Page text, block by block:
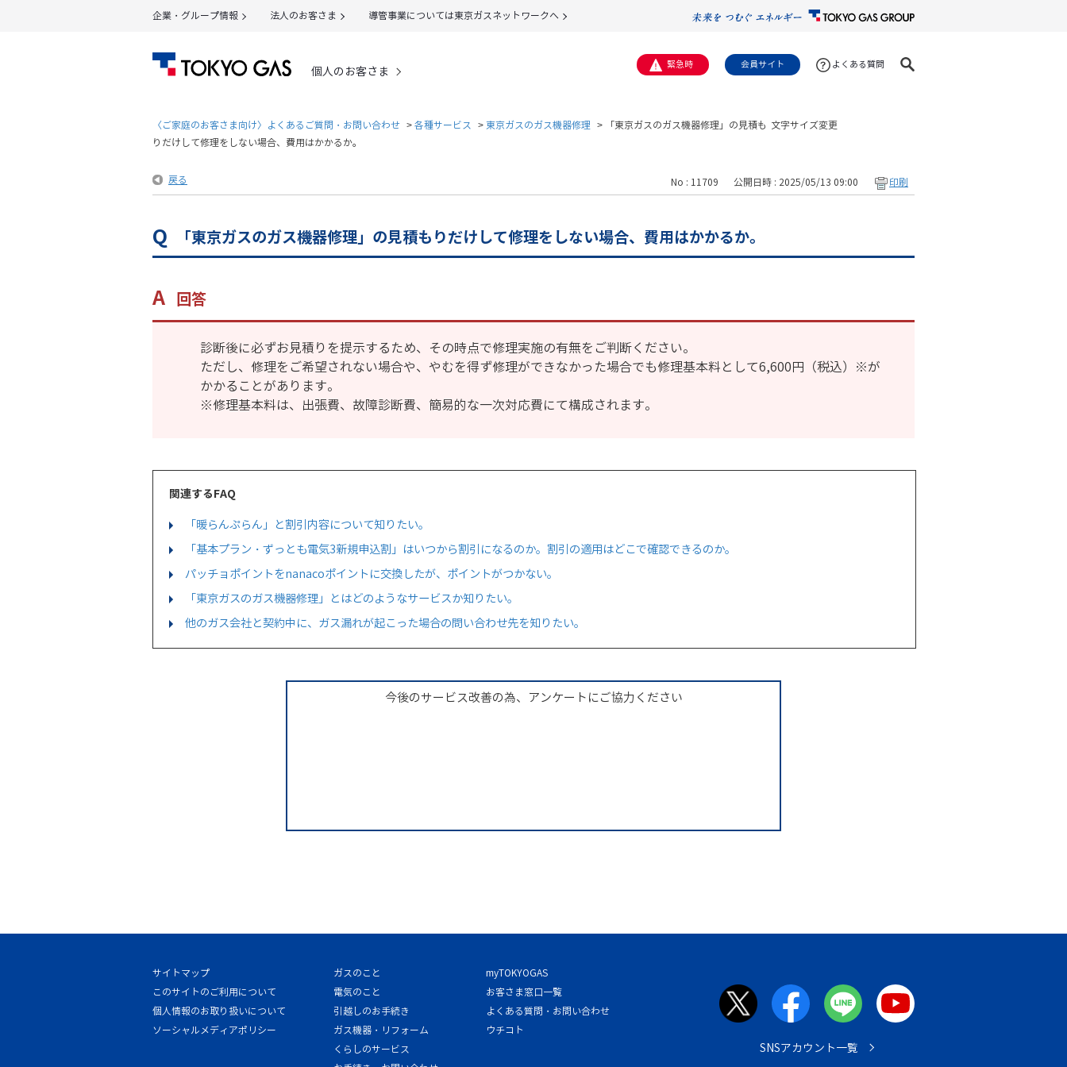
企業・グループ情報 法人のお客さま 導管事業については東京ガスネットワークへ
個人のお客さま 緊急時 会員サイト よくある質問
文字サイズ変更
〈ご家庭のお客さま向け〉よくあるご質問・お問い合わせ >各種サービス >東京ガスのガス機器修理 >
「東京ガスのガス機器修理」の見積も
りだけして修理をしない場合、費用はかかるか。
戻る No : 11709 公開日時 : 2025/05/13 09:00 印刷
「東京ガスのガス機器修理」の見積もりだけして修理をしない場合、費用はかかるか。
回答
診断後に必ずお見積りを提示するため、その時点で修理実施の有無をご判断ください。
ただし、修理をご希望されない場合や、やむを得ず修理ができなかった場合でも修理基本料として6,600円（税込）※が
かかることがあります。
※修理基本料は、出張費、故障診断費、簡易的な一次対応費にて構成されます。
関連するFAQ
「暖らんぷらん」と割引内容について知りたい。
「基本プラン・ずっとも電気3新規申込割」はいつから割引になるのか。割引の適用はどこで確認できるのか。
パッチョポイントをnanacoポイントに交換したが、ポイントがつかない。
「東京ガスのガス機器修理」とはどのようなサービスか知りたい。
他のガス会社と契約中に、ガス漏れが起こった場合の問い合わせ先を知りたい。
今後のサービス改善の為、アンケートにご協力ください
サイトマップ
このサイトのご利用について
個人情報のお取り扱いについて
ソーシャルメディアポリシー
ガスのこと
電気のこと
引越しのお手続き
ガス機器・リフォーム
くらしのサービス
myTOKYOGAS
お客さま窓口一覧
よくある質問・お問い合わせ
ウチコト
SNSアカウント一覧